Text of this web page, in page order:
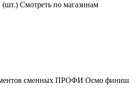
(шт.) Смотреть по магазинам
сменных ПРОФИ Осмо финиш